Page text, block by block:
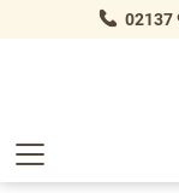
springen 02137